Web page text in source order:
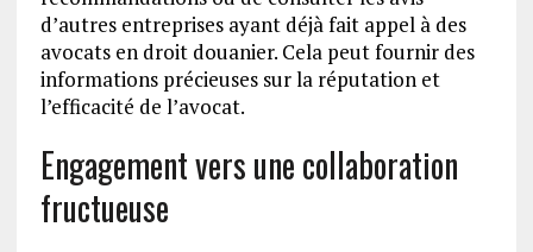
d’autres entreprises ayant déjà fait appel à des
avocats en droit douanier. Cela peut fournir des
informations précieuses sur la réputation et
l’efficacité de l’avocat.
Engagement vers une collaboration
fructueuse